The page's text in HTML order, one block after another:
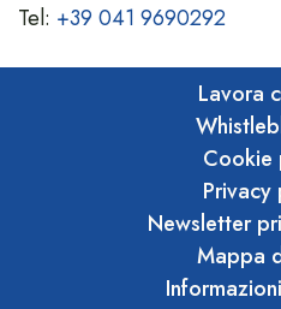
Tel: +39 041 9690292
Lavora
Cookie
Privacy
Newsletter
Mappa